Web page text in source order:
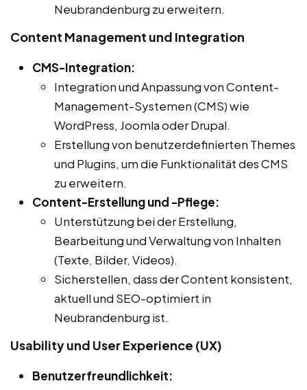
Neubrandenburg zu erweitern.
Content Management und Integration
CMS-Integration:
Integration und Anpassung von Content-
Management-Systemen (CMS) wie
WordPress, Joomla oder Drupal.
Erstellung von benutzerdefinierten Themes
und Plugins, um die Funktionalität des CMS
zu erweitern.
Content-Erstellung und -Pflege:
Unterstützung bei der Erstellung,
Bearbeitung und Verwaltung von Inhalten
(Texte, Bilder, Videos).
Sicherstellen, dass der Content konsistent,
aktuell und SEO-optimiert in
Neubrandenburg ist.
Usability und User Experience (UX)
Benutzerfreundlichkeit: